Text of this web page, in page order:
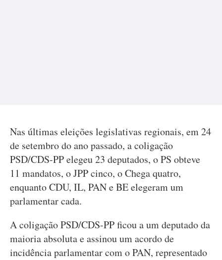
Nas últimas eleições legislativas regionais, em 24
de setembro do ano passado, a coligação
PSD/CDS-PP elegeu 23 deputados, o PS obteve
11 mandatos, o JPP cinco, o Chega quatro,
enquanto CDU, IL, PAN e BE elegeram um
parlamentar cada.
A coligação PSD/CDS-PP ficou a um deputado da
maioria absoluta e assinou um acordo de
incidência parlamentar com o PAN, representado